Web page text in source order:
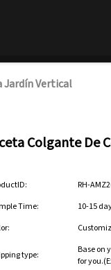
Jardín Vertical
Colgante De
RH-
Time:
10-15
type:
Base on
for